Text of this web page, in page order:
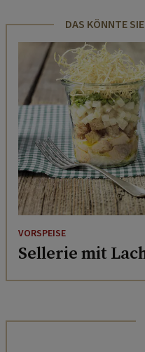
DAS KÖNNTE
VORSPEISE
Sellerie mit